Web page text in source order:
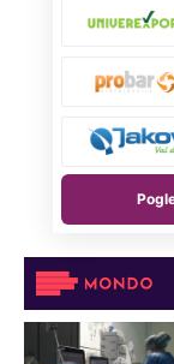
Preporučeno